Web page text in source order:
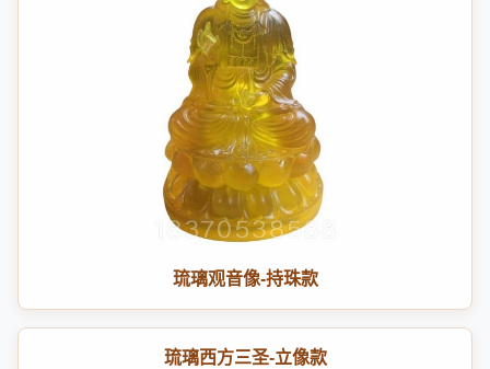
琉璃观音像-持珠款
琉璃西方三圣-立像款